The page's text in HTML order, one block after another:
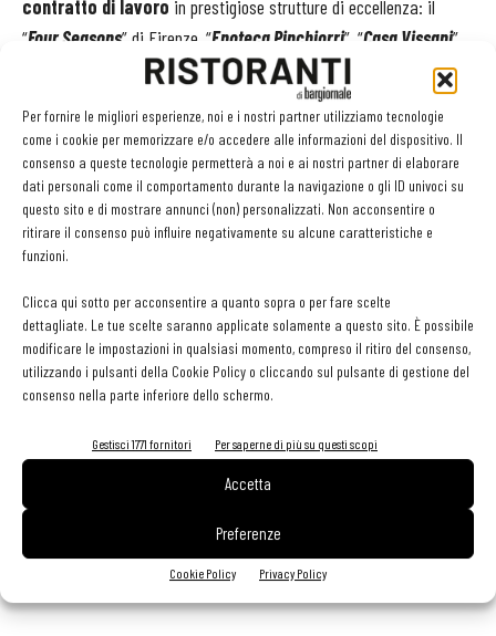
Per fornire le migliori esperienze, noi e i nostri partner utilizziamo tecnologie
come i cookie per memorizzare e/o accedere alle informazioni del dispositivo. Il
consenso a queste tecnologie permetterà a noi e ai nostri partner di elaborare
dati personali come il comportamento durante la navigazione o gli ID univoci su
questo sito e di mostrare annunci (non) personalizzati. Non acconsentire o
ritirare il consenso può influire negativamente su alcune caratteristiche e
funzioni.
Clicca qui sotto per acconsentire a quanto sopra o per fare scelte
dettagliate. Le tue scelte saranno applicate solamente a questo sito. È possibile
modificare le impostazioni in qualsiasi momento, compreso il ritiro del consenso,
utilizzando i pulsanti della Cookie Policy o cliccando sul pulsante di gestione del
consenso nella parte inferiore dello schermo.
Gestisci 1771 fornitori Per saperne di più su questi scopi
Accetta
Preferenze
Cookie Policy Privacy Policy
contratto di lavoro in prestigiose strutture di eccellenza: il
“Four Seasons” di Firenze, “Enoteca Pinchiorri”, “Casa Vissani”,
Le Calandre” a Sarmeola di Rubano (Padova). C’è
anche chi lavorerà all’estero: è il caso di Matteo Giroso, in partenza
per gli
Emirati Arabi Uniti, dove curerà il servizio presso il
“Social By Heinz Beck”.
Tutti segnali, questi, di un’inversione di tendenza: dopo anni in cui i
riflettori sono stati puntati esclusivamente sulla cucina, ora grande
colti, sensibili e appassionati, che possano fare da trait d’union tra
chef e cliente. Una mission che vede impegnata in prima linea
Alma, oggi non più soltanto scuola di cucina ma centro di
formazione per la ristorazione e l’ospitalità a 360°.